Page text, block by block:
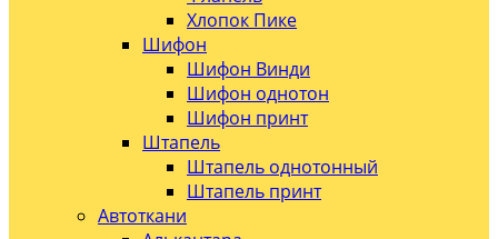
Хлопок Пике
Шифон
Шифон Винди
Шифон однотон
Шифон принт
Штапель
Штапель однотонный
Штапель принт
Автоткани